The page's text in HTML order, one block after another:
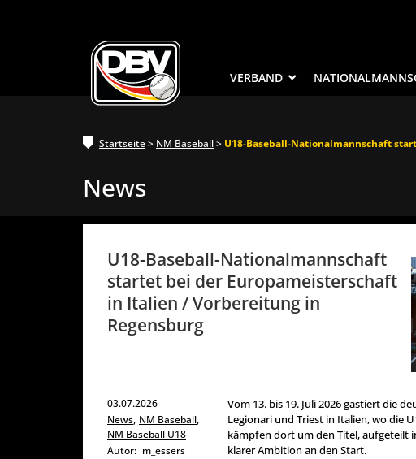
VERBAND
Startseite> NM Baseball> U18-Baseball-Nationalmannschaft
News
U18-Baseball-Nationalmannschaft
startet bei der Europameisterschaft
in Italien / Vorbereitung in
Regensburg
03.07.2026
News, NM Baseball,
NM Baseball U18
Autor: m_essers
Vom 13. bis 19. Juli 2026 gastiert die
Legionari und Triest in Italien, wo die
kämpfen dort um den Titel, aufgeteilt
klarer Ambition an den Start.